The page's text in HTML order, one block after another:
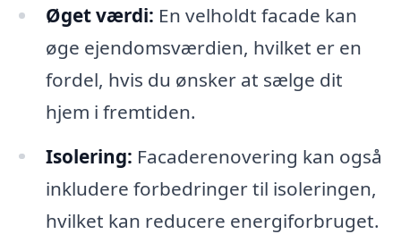
Øget værdi: En velholdt facade kan
øge ejendomsværdien, hvilket er en
fordel, hvis du ønsker at sælge dit
hjem i fremtiden.
Isolering: Facaderenovering kan også
inkludere forbedringer til isoleringen,
hvilket kan reducere energiforbruget.